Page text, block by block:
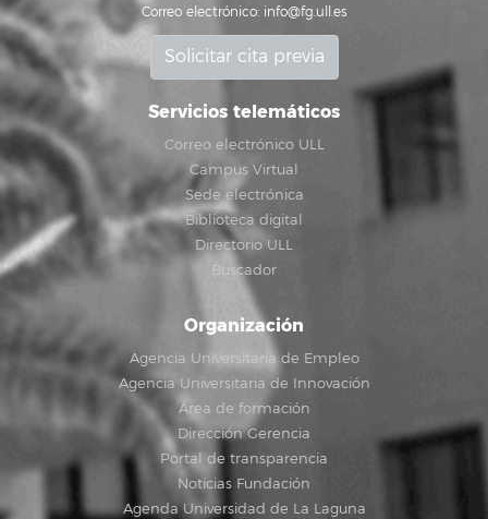
Correo electrónico: info@fg.ull.es
Solicitar cita previa
Servicios telemáticos
Correo electrónico ULL
Campus Virtual
Sede electrónica
Biblioteca digital
Directorio ULL
Buscador
Organización
Agencia Universitaria de Empleo
Agencia Universitaria de Innovación
Área de formación
Dirección Gerencia
Portal de transparencia
Noticias Fundación
Agenda Universidad de La Laguna